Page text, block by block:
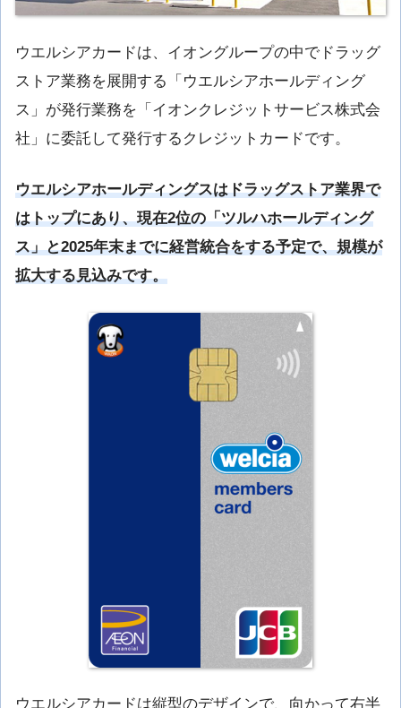
ウエルシアカードは、イオングループの中でドラッグ
ストア業務を展開する「ウエルシアホールディング
ス」が発行業務を「イオンクレジットサービス株式会
社」に委託して発行するクレジットカードです。
ウエルシアホールディングスはドラッグストア業界で
はトップにあり、現在2位の「ツルハホールディング
ス」と2025年末までに経営統合をする予定で、規模が
拡大する見込みです。
ウエルシアカードは縦型のデザインで、向かって右半